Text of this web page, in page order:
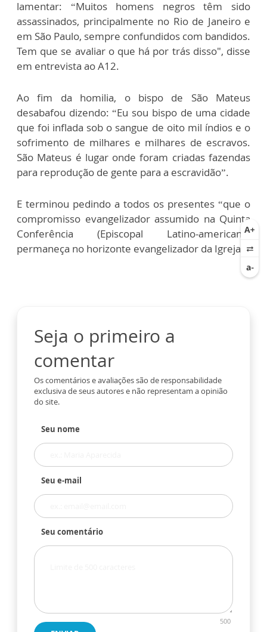
lamentar: “Muitos homens negros têm sido
assassinados, principalmente no Rio de Janeiro e
em São Paulo, sempre confundidos com bandidos.
Tem que se avaliar o que há por trás disso", disse
em entrevista ao A12.
Ao fim da homilia, o bispo de São Mateus
desabafou dizendo: “Eu sou bispo de uma cidade
que foi inflada sob o sangue de oito mil índios e o
sofrimento de milhares e milhares de escravos.
São Mateus é lugar onde foram criadas fazendas
para reprodução de gente para a escravidão”.
E terminou pedindo a todos os presentes “que o
compromisso evangelizador assumido na Quinta
Conferência (Episcopal Latino-americana)
permaneça no horizonte evangelizador da Igreja”.
Seja o primeiro a
comentar
Os comentários e avaliações são de responsabilidade
exclusiva de seus autores e não representam a opinião
do site.
Seu nome
Seu e-mail
Seu comentário
500